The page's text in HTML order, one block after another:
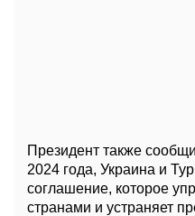
Президент также
2024 года, Украина и
соглашение, которое
странами и устраняет